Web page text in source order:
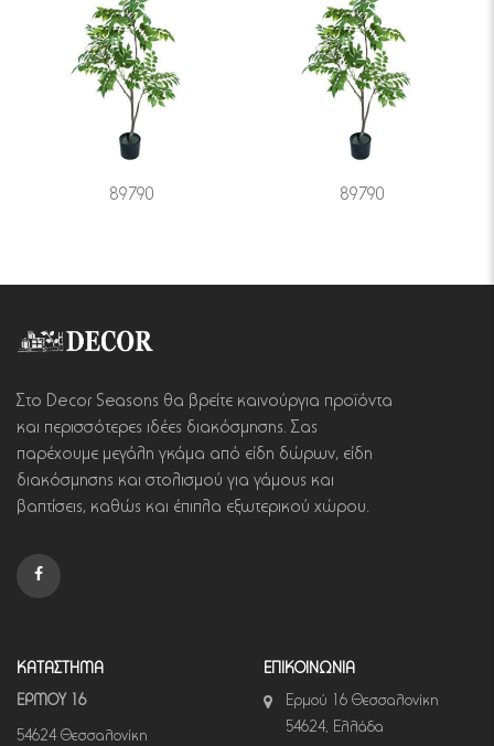
89790 89790
Στο Decor Seasons θα βρείτε καινούργια προϊόντα
και περισσότερες ιδέες διακόσμησης. Σας
παρέχουμε μεγάλη γκάμα από είδη δώρων, είδη
διακόσμησης και στολισμού για γάμους και
βαπτίσεις, καθώς και έπιπλα εξωτερικού χώρου.
ΚΑΤΑΣΤΗΜΑ
ΕΡΜΟΥ 16
54624 Θεσσαλονίκη
ΕΠΙΚΟΙΝΩΝΙΑ
Ερμού 16 Θεσσαλονίκη
54624, Ελλάδα